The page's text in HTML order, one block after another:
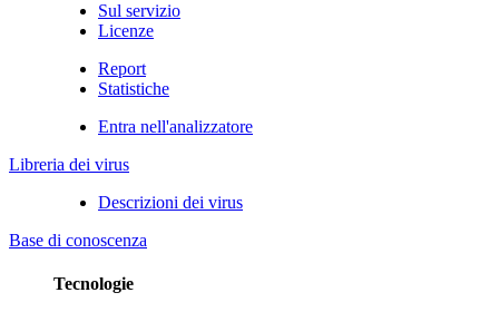
Sul servizio
Licenze
Report
Statistiche
Entra nell'analizzatore
Libreria dei virus
Descrizioni dei virus
Base di conoscenza
Tecnologie